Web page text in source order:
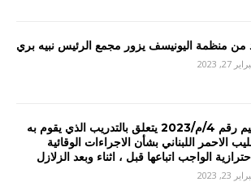
من منظمة اليونيسف يزور مجمع الرئيس نبيه بري
27, 2023
تعميم رقم 4/م/2023 يتعلق بالتدريب الذي يقوم به
الاحمر اللبناني بشأن الاجراءات الوقائية
الواجب اتباعها قبل ، اثناء وبعد الزلازل
23, 2023